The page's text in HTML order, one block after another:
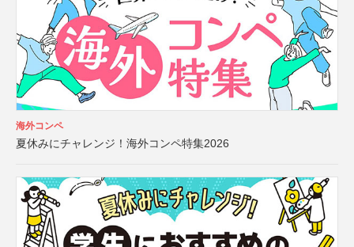
海外コンペ
夏休みにチャレンジ！海外コンペ特集2026